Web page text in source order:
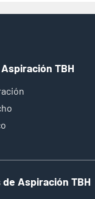
TBH
Aspiración TBH